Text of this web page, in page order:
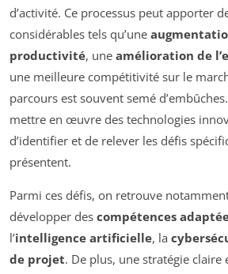
d’activité. Ce processus peut apporter
considérables tels qu’une
productivité, une amélioration de
une meilleure compétitivité sur le
parcours est souvent semé
mettre en œuvre des technologies
d’identifier et de relever les défis
présentent.
Parmi ces défis, on retrouve
développer des compétences
l’intelligence artificielle, la
de projet. De plus, une stratégie claire